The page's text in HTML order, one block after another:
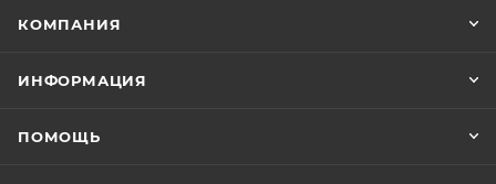
КОМПАНИЯ
ИНФОРМАЦИЯ
ПОМОЩЬ